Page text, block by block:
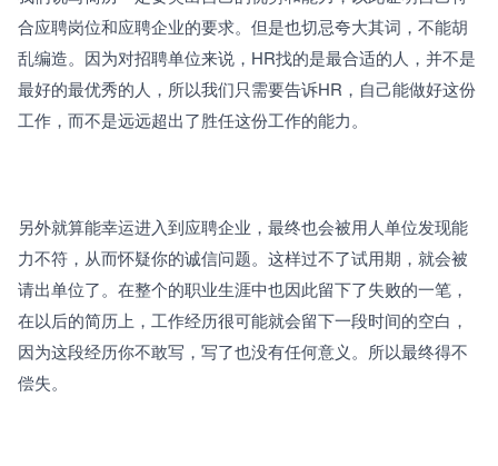
合应聘岗位和应聘企业的要求。但是也切忌夸大其词，不能胡
乱编造。因为对招聘单位来说，HR找的是最合适的人，并不是
最好的最优秀的人，所以我们只需要告诉HR，自己能做好这份
工作，而不是远远超出了胜任这份工作的能力。
另外就算能幸运进入到应聘企业，最终也会被用人单位发现能
力不符，从而怀疑你的诚信问题。这样过不了试用期，就会被
请出单位了。在整个的职业生涯中也因此留下了失败的一笔，
在以后的简历上，工作经历很可能就会留下一段时间的空白，
因为这段经历你不敢写，写了也没有任何意义。所以最终得不
偿失。